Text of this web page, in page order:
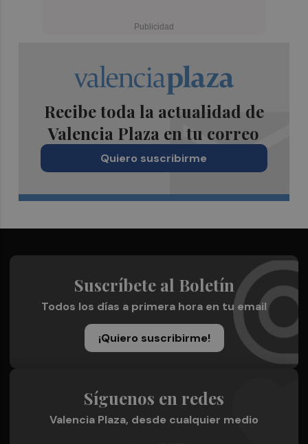
Recibe toda la actualidad de
Valencia Plaza en tu correo
Quiero suscribirme
Suscríbete al Boletín
Todos los días a primera hora en tu email
¡Quiero suscribirme!
Síguenos en redes
Valencia Plaza, desde cualquier medio